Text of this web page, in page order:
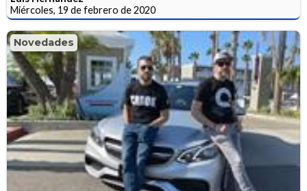
Miércoles, 19 de febrero de 2020
Novedades